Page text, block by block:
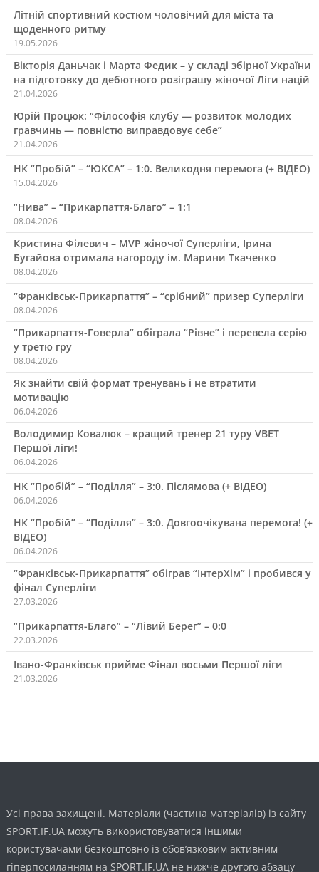
Літній спортивний костюм чоловічий для міста та
щоденного ритму
19.05.2026
Вікторія Даньчак і Марта Федик – у складі збірної України
на підготовку до дебютного розіграшу жіночої Ліги націй
21.04.2026
Юрій Процюк: “Філософія клубу — розвиток молодих
гравчинь — повністю виправдовує себе”
21.04.2026
НК “Пробій” – “ЮКСА” – 1:0. Великодня перемога (+ ВІДЕО)
15.04.2026
“Нива” – “Прикарпаття-Благо” – 1:1
08.04.2026
Кристина Філевич – MVP жіночої Суперліги, Ірина
Бугайова отримала нагороду ім. Марини Ткаченко
08.04.2026
“Франківськ-Прикарпаття” – “срібний” призер Суперліги
08.04.2026
“Прикарпаття-Говерла” обіграла “Рівне” і перевела серію
у третю гру
08.04.2026
Як знайти свій формат тренувань і не втратити
мотивацію
06.04.2026
Володимир Ковалюк – кращий тренер 21 туру VBET
Першої ліги!
06.04.2026
НК “Пробій” – “Поділля” – 3:0. Післямова (+ ВІДЕО)
06.04.2026
НК “Пробій” – “Поділля” – 3:0. Довгоочікувана перемога! (+
ВІДЕО)
06.04.2026
“Франківськ-Прикарпаття” обіграв “ІнтерХім” і пробився у
фінал Суперліги
27.03.2026
“Прикарпаття-Благо” – “Лівий Берег” – 0:0
22.03.2026
Івано-Франківськ прийме Фінал восьми Першої ліги
21.03.2026
Усі права захищені. Матеріали (частина матеріалів) із сайту
SPORT.IF.UA можуть використовуватися іншими
користувачами безкоштовно із обов’язковим активним
гіперпосиланням на SPORT.IF.UA не нижче другого абзацу